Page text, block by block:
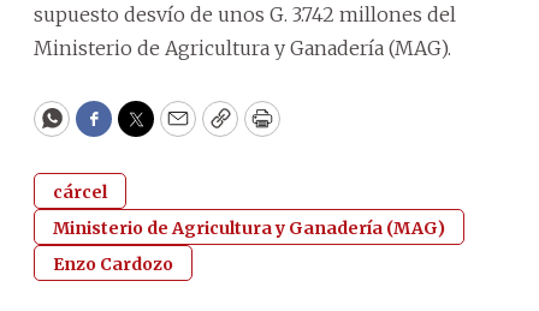
supuesto desvío de unos G. 3.742 millones del
Ministerio de Agricultura y Ganadería (MAG).
WhatsApp
Facebook
Twitter
EmailCopyPrint
cárcel
Ministerio de Agricultura y Ganadería (MAG)
Enzo Cardozo